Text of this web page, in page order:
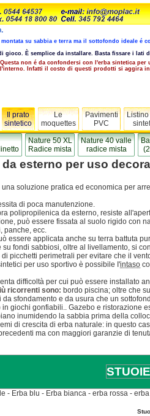
su sabbia e terra ma il sottofondo ideale
gioco. È semplice da installare. Basta fissare i
non é da confondersi con l'erba sintetica
Infatti il costo di questi prodotti si aggira
Il prato
sintetico
Le
moquettes
Pavimenti
PVC
Nature 50 XL
Radice mista
Nature 40 valle
radice mista
esterno per uso
una soluzione pratica ed economica per
di poca manutenzione.
polipropilenica da esterno, resiste
può essere fissata al suolo rigido con
panche, ecc.
essere applicata anche su terra battuta
su fondi sabbiosi, oltre al livellamento, si
picchetti perimetrali per evitare che il
per uso sportivo è possibile I'intaso
difficoltà per cui può essere installato
ricorrenti sono: bordo piscina; oltre che
sfondamento e da usura che un
in giochi gonfiabili.. Gazebo e ristorazione
inumidendo la sabbia prima della
di crescita di erba naturale: in questo
ma con maggiori garanzie di
- Erba blu - Erba bianca - erba rossa -